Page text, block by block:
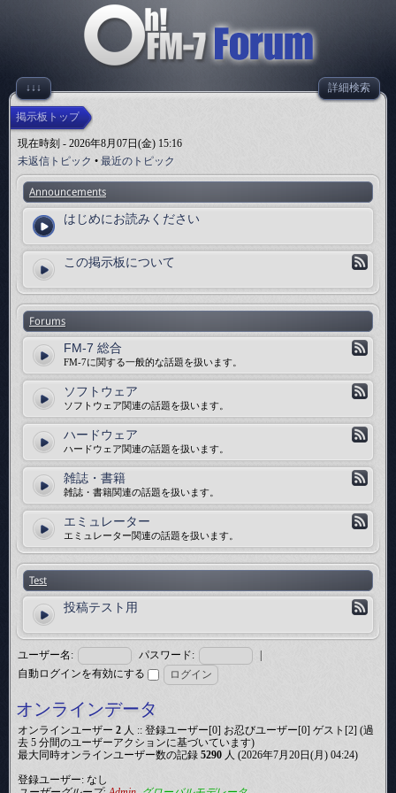
↓↓↓ 詳細検索
掲示板トップ
現在時刻 - 2026年8月07日(金) 15:16
未返信トピック • 最近のトピック
Announcements
はじめにお読みください
この掲示板について
Forums
FM-7 総合
FM-7に関する一般的な話題を扱います。
ソフトウェア
ソフトウェア関連の話題を扱います。
ハードウェア
ハードウェア関連の話題を扱います。
雑誌・書籍
雑誌・書籍関連の話題を扱います。
エミュレーター
エミュレーター関連の話題を扱います。
Test
投稿テスト用
ユーザー名: パスワード:
|
自動ログインを有効にする
オンラインデータ
オンラインユーザー 2 人 :: 登録ユーザー[0] お忍びユーザー[0] ゲスト[2] (過
去 5 分間のユーザーアクションに基づいています)
最大同時オンラインユーザー数の記録 5290 人 (2026年7月20日(月) 04:24)
登録ユーザー: なし